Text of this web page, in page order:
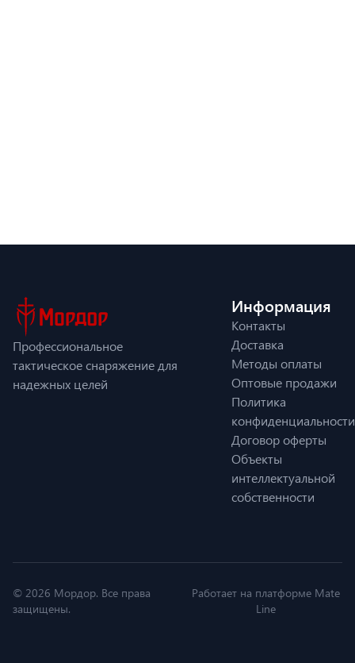
Профессиональное
тактическое снаряжение для
надежных целей
Информация
Контакты
Доставка
Методы оплаты
Оптовые продажи
Политика
конфиденциальности
Договор оферты
Объекты
интеллектуальной
собственности
© 2026 Мордор. Все права
защищены.
Работает на платформе Mate
Line